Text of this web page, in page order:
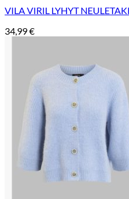
VILA VIRIL LYHYT
34,99€